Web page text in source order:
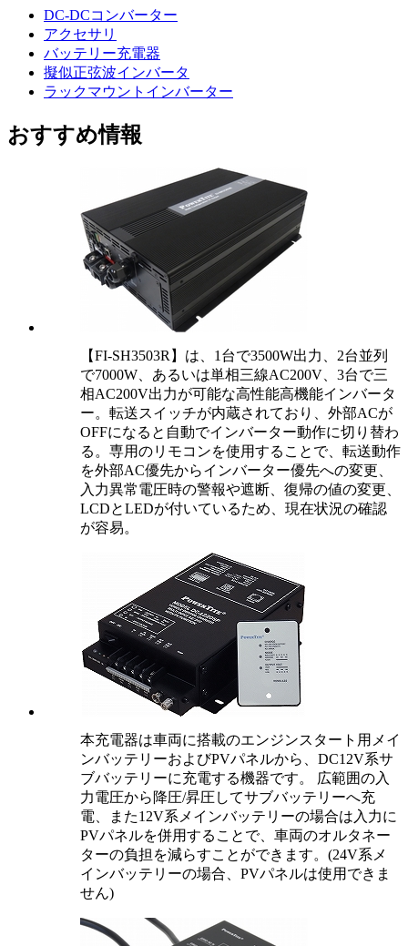
DC-DCコンバーター
アクセサリ
バッテリー充電器
擬似正弦波インバータ
ラックマウントインバーター
おすすめ情報
【FI-SH3503R】は、1台で3500W出力、2台並列
で7000W、あるいは単相三線AC200V、3台で三
相AC200V出力が可能な高性能高機能インバータ
ー。転送スイッチが内蔵されており、外部ACが
OFFになると自動でインバーター動作に切り替わ
る。専用のリモコンを使用することで、転送動作
を外部AC優先からインバーター優先への変更、
入力異常電圧時の警報や遮断、復帰の値の変更、
LCDとLEDが付いているため、現在状況の確認
が容易。
本充電器は車両に搭載のエンジンスタート用メイ
ンバッテリーおよびPVパネルから、DC12V系サ
ブバッテリーに充電する機器です。 広範囲の入
力電圧から降圧/昇圧してサブバッテリーへ充
電、また12V系メインバッテリーの場合は入力に
PVパネルを併用することで、車両のオルタネー
ターの負担を減らすことができます。(24V系メ
インバッテリーの場合、PVパネルは使用できま
せん)